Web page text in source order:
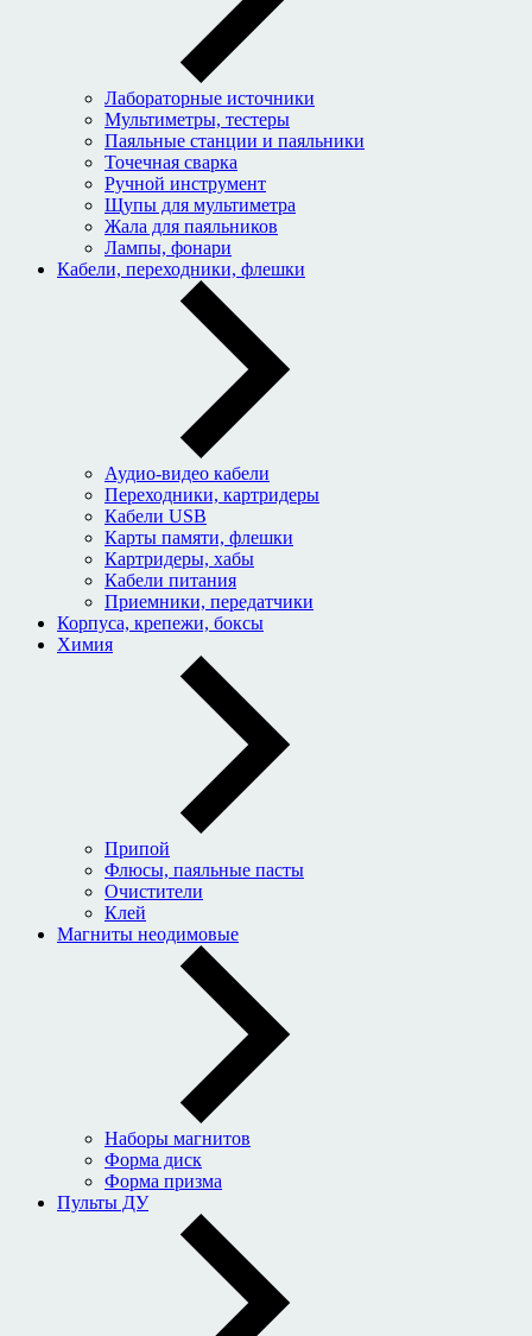
Лабораторные источники
Мультиметры, тестеры
Паяльные станции и паяльники
Точечная сварка
Ручной инструмент
Щупы для мультиметра
Жала для паяльников
Лампы, фонари
Кабели, переходники, флешки
Аудио-видео кабели
Переходники, картридеры
Кабели USB
Карты памяти, флешки
Картридеры, хабы
Кабели питания
Приемники, передатчики
Корпуса, крепежи, боксы
Химия
Припой
Флюсы, паяльные пасты
Очистители
Клей
Магниты неодимовые
Наборы магнитов
Форма диск
Форма призма
Пульты ДУ